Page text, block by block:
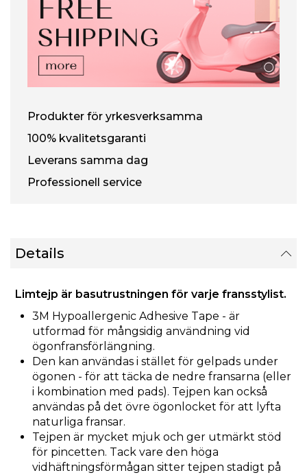
Produkter för yrkesverksamma
100% kvalitetsgaranti
Leverans samma dag
Professionell service
Details
Limtejp är basutrustningen för varje fransstylist.
3M Hypoallergenic Adhesive Tape - är
utformad för mångsidig användning vid
ögonfransförlängning.
Den kan användas i stället för gelpads under
ögonen - för att täcka de nedre fransarna (eller
i kombination med pads). Tejpen kan också
användas på det övre ögonlocket för att lyfta
naturliga fransar.
Tejpen är mycket mjuk och ger utmärkt stöd
för pincetten. Tack vare den höga
vidhäftningsförmågan sitter tejpen stadigt på